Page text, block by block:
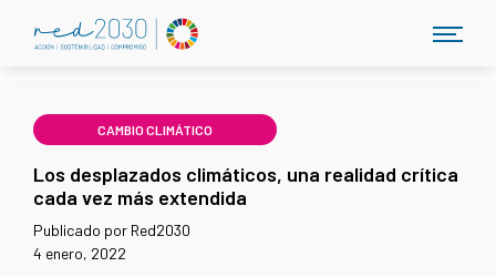
CAMBIO CLIMÁTICO
Los desplazados climáticos, una realidad crítica
cada vez más extendida
Publicado por Red2030
4 enero, 2022